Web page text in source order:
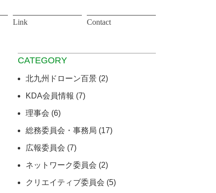
Link Contact
CATEGORY
北九州ドローン百景 (2)
KDA会員情報 (7)
理事会 (6)
総務委員会・事務局 (17)
広報委員会 (7)
ネットワーク委員会 (2)
クリエイティブ委員会 (5)